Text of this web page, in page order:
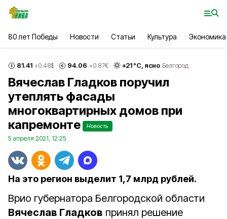
80 лет Победы Новости Статьи Культура Экономика
81.41 +0.48$ 94.06 +0.87€ +21°С, ясно Белгород
Вячеслав Гладков поручил
утеплять фасады
многоквартирных домов при
капремонте
Новость
5 апреля 2021, 12:25
На это регион выделит 1,7 млрд рублей.
Врио губернатора Белгородской области
Вячеслав Гладков принял решение